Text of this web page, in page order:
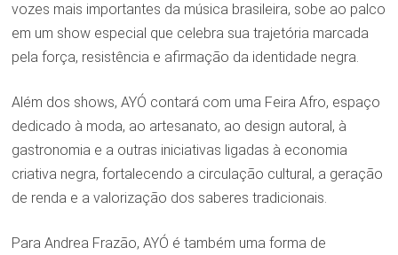
vozes mais importantes da música brasileira, sobe ao palco
em um show especial que celebra sua trajetória marcada
pela força, resistência e afirmação da identidade negra.
Além dos shows, AYÓ contará com uma Feira Afro, espaço
dedicado à moda, ao artesanato, ao design autoral, à
gastronomia e a outras iniciativas ligadas à economia
criativa negra, fortalecendo a circulação cultural, a geração
de renda e a valorização dos saberes tradicionais.
Para Andrea Frazão, AYÓ é também uma forma de